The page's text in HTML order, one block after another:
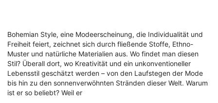
Bohemian Style, eine Modeerscheinung, die Individualität und
Freiheit feiert, zeichnet sich durch fließende Stoffe, Ethno-
Muster und natürliche Materialien aus. Wo findet man diesen
Stil? Überall dort, wo Kreativität und ein unkonventioneller
Lebensstil geschätzt werden – von den Laufstegen der Mode
bis hin zu den sonnenverwöhnten Stränden dieser Welt. Warum
ist er so beliebt? Weil er